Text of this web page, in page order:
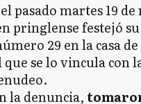
pasado martes 19 de
pringlense festejó su
29 en la casa
que se lo vincula con
la denuncia,